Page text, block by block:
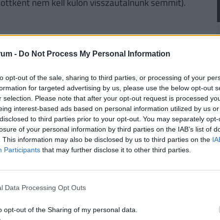
- Do Not Process My Personal Information
opt-out of the sale, sharing to third parties, or processing of your
for targeted advertising by us, please use the below opt-out
selection. Please note that after your opt-out request is processed
interest-based ads based on personal information utilized by us
to third parties prior to your opt-out. You may separately
of your personal information by third parties on the IAB’s list of
This information may also be disclosed by us to third parties on the
Participants that may further disclose it to other third parties.
Data Processing Opt Outs
opt-out of the Sharing of my personal data.
bruttó bére után kerülnek kifizetésre
az alkalmazottnak ennél a tételnél
foglalkoztató cég, vállalkozó stb. fizeti az
terhekre vonatkoznak:
VAN OLCSÓ MEGOLDÁS!
fel lehet venni
ajánlata sem:az UniCredit Banknál 6,78%, az
Banknál 7,02%.
kalkulációt végezni, saját preferenciáink